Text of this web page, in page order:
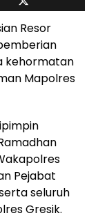
Resor
kehormatan
Mapolres
Pejabat
seluruh
Gresik.